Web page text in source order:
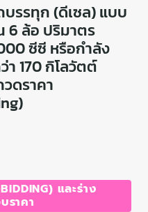
รรทุก (ดีเซล) แบบ
6 ล้อ ปริมาตร
ซีซี หรือกำลัง
170 กิโลวัตต์
ดราคา
และร่าง
ราคา